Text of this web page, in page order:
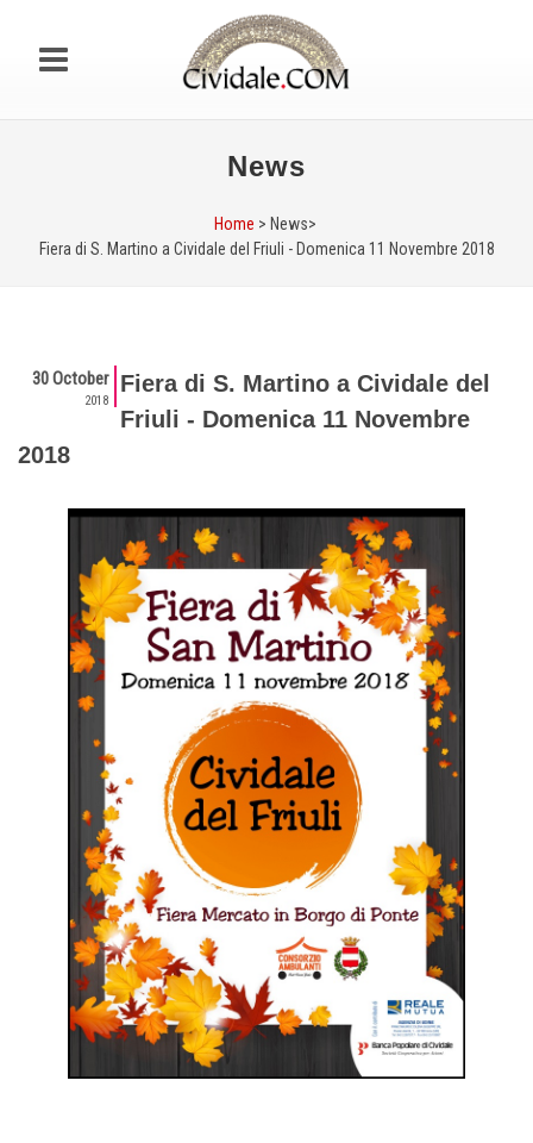
News
Home > News>
Fiera di S. Martino a Cividale del Friuli - Domenica 11 Novembre 2018
30 October
2018
Fiera di S. Martino a Cividale del
Friuli - Domenica 11 Novembre
2018